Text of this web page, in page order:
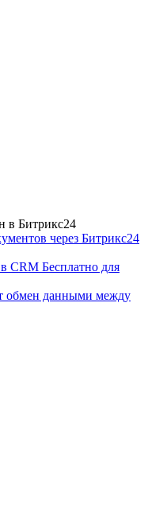
в Битрикс24
через Битрикс24
CRM Бесплатно для
обмен данными между